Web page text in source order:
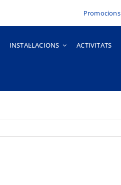
Promocions
INSTAL·LACIONS ACTIVITATS